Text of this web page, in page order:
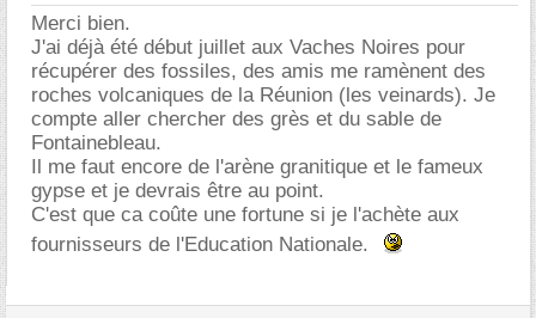
Merci bien.
J'ai déjà été début juillet aux Vaches Noires pour
récupérer des fossiles, des amis me ramènent des
roches volcaniques de la Réunion (les veinards). Je
compte aller chercher des grès et du sable de
Fontainebleau.
Il me faut encore de l'arène granitique et le fameux
gypse et je devrais être au point.
C'est que ca coûte une fortune si je l'achète aux
fournisseurs de l'Education Nationale.